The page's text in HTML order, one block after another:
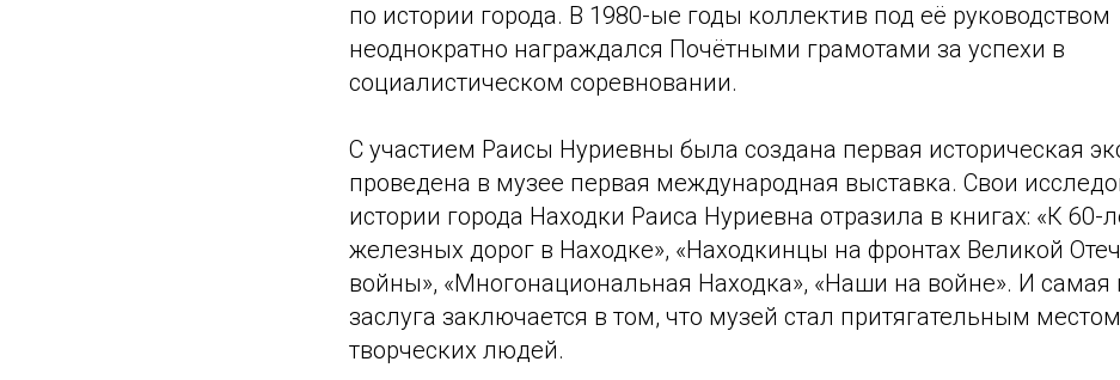
по истории города. В 1980-ые годы коллектив под её руководством
неоднократно награждался Почётными грамотами за успехи в
социалистическом соревновании.
С участием Раисы Нуриевны была создана первая историческая
проведена в музее первая международная выставка. Свои
истории города Находки Раиса Нуриевна отразила в книгах: «К 60-
железных дорог в Находке», «Находкинцы на фронтах Великой
войны», «Многонациональная Находка», «Наши на войне». И самая
заслуга заключается в том, что музей стал притягательным
творческих людей.